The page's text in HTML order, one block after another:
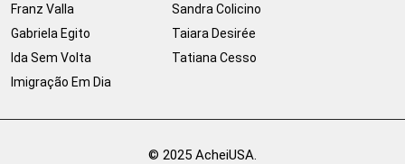
Franz Valla
Gabriela Egito
Ida Sem Volta
Imigração Em Dia
Sandra Colicino
Taiara Desirée
Tatiana Cesso
© 2025 AcheiUSA.